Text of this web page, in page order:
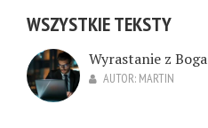
WSZYSTKIE TEKSTY
Wyrastanie z Boga
AUTOR: MARTIN